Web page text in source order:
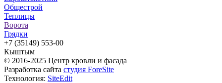
Общестрой
Теплицы
Ворота
Грядки
+7 (35149) 553-00
Кыштым
© 2016-2025 Центр кровли и фасада
Разработка сайта студия ForeSite
Технология: SiteEdit